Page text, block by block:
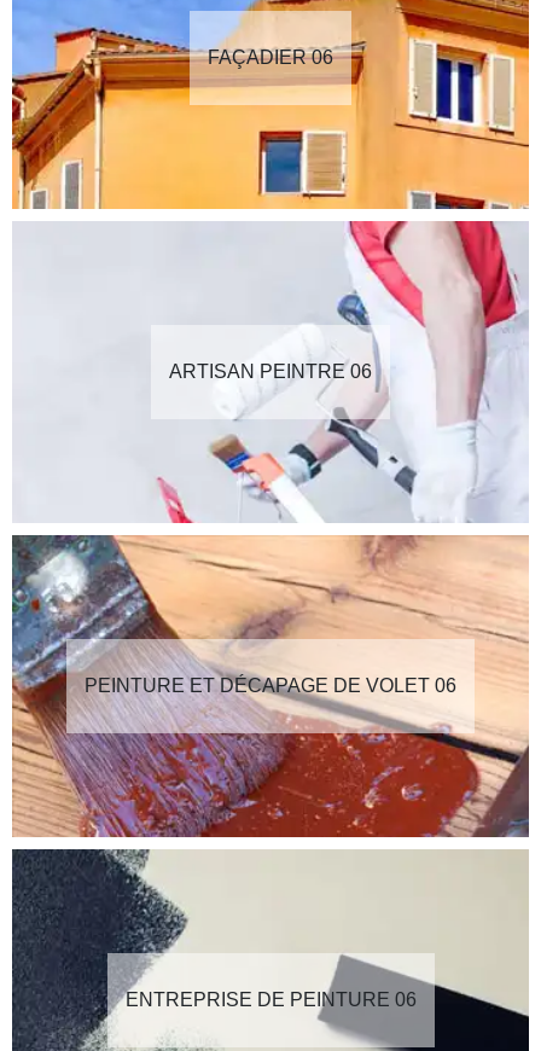
FAÇADIER 06
ARTISAN PEINTRE 06
PEINTURE ET DÉCAPAGE DE VOLET 06
ENTREPRISE DE PEINTURE 06